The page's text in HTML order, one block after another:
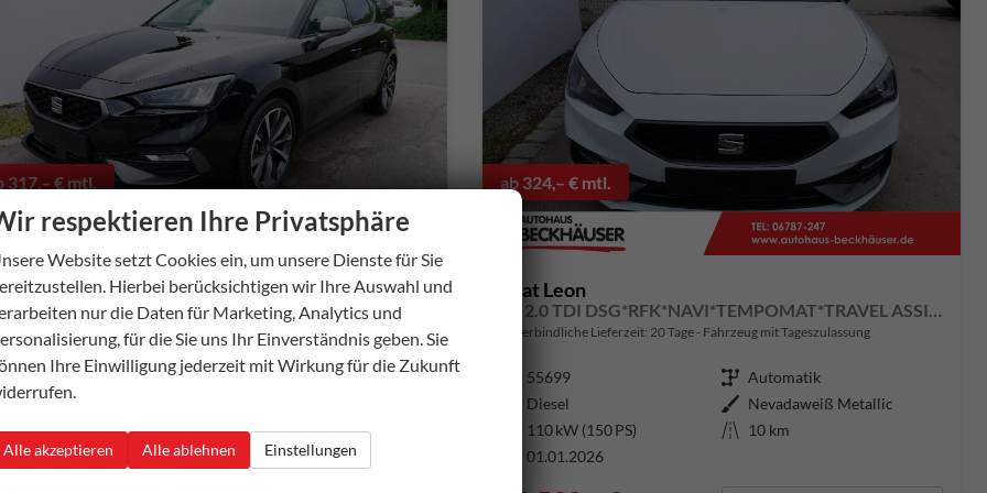
317,– € mtl.
Leon
Lieferzeit:20 Tage Fahrzeug mit Tageszulassung
55975 Getriebe Automatik
Diesel
110 kW (150 PS) Kilometerstand 10 km
01.11.2025
ab 324,– € mtl.
Seat Leon
FR 2.0 TDI DSG*RFK*NAVI*TEMPOMAT*TRAVEL ASSIST* FULL LINK* KEYLESS-GO*
unverbindliche Lieferzeit: 20 Tage Fahrzeug mit Tageszulassung
55699 Getriebe Automatik
Diesel Außenfarbe Nevadaweiß Metallic
110 kW (150 PS) Kilometerstand 10 km
01.01.2026
respektieren Ihre Privatsphäre
Website setzt Cookies ein, um unsere Dienste für Sie
Hierbei berücksichtigen wir Ihre Auswahl und
nur die Daten für Marketing, Analytics und
für die Sie uns Ihr Einverständnis geben. Sie
Ihre Einwilligung jederzeit mit Wirkung für die Zukunft
Alle akzeptieren Alle ablehnen Einstellungen